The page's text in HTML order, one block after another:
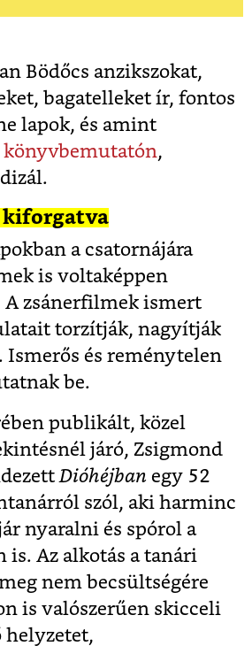
Bödőcs anzikszokat,
bagatelleket ír, fontos
lapok, és amint
könyvbemutatón,
kiforgatva
a csatornájára
is voltaképpen
zsánerfilmek ismert
torzítják, nagyítják
Ismerős és reménytelen
be.
publikált, közel
járó, Zsigmond
Dióhéjban egy 52
szól, aki harminc
nyaralni és spórol a
is. Az alkotás a tanári
nem becsültségére
is valószerűen skicceli
helyzetet,